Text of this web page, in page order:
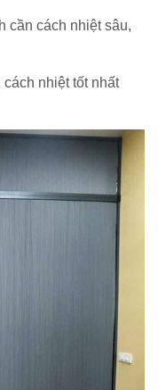
cần cách nhiệt sâu,
nhiệt tốt nhất